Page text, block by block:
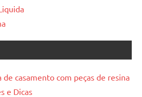
de casamento com peças de resina
e Dicas